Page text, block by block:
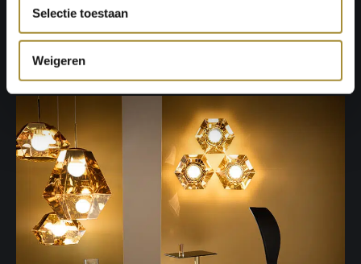
Selectie toestaan
Weigeren